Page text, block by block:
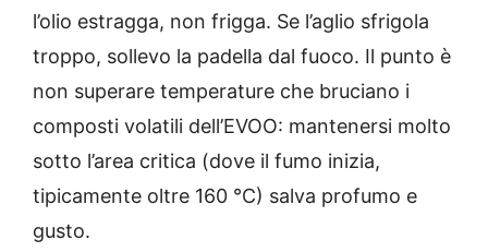
l’olio estragga, non frigga. Se l’aglio sfrigola
troppo, sollevo la padella dal fuoco. Il punto è
non superare temperature che bruciano i
composti volatili dell’EVOO: mantenersi molto
sotto l’area critica (dove il fumo inizia,
tipicamente oltre 160 °C) salva profumo e
gusto.